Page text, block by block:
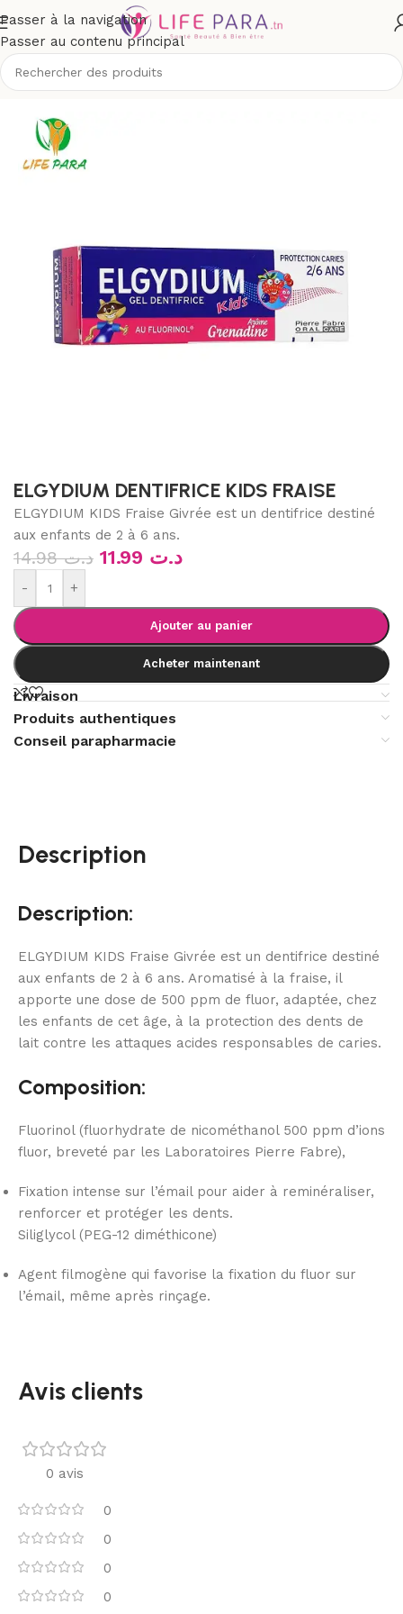
Passer à la navigation
Passer au contenu principal
/Boutique/Hygiène/Soins buccodentaires/Dentifrices
ELGYDIUM DENTIFRICE KIDS FRAISE
ELGYDIUM KIDS Fraise Givrée est un dentifrice destiné
aux enfants de 2 à 6 ans.
د.ت14.98 د.ت
- +
Ajouter au panier
Acheter maintenant
Livraison
Produits authentiques
Conseil parapharmacie
Description
Description:
ELGYDIUM KIDS Fraise Givrée est un dentifrice destiné
aux enfants de 2 à 6 ans. Aromatisé à la fraise, il
apporte une dose de 500 ppm de fluor, adaptée, chez
les enfants de cet âge, à la protection des dents de
lait contre les attaques acides responsables de caries.
Composition:
Fluorinol (fluorhydrate de nicométhanol 500 ppm d’ions
fluor, breveté par les Laboratoires Pierre Fabre),
Fixation intense sur l’émail pour aider à reminéraliser,
renforcer et protéger les dents.
Siliglycol (PEG-12 diméthicone)
Agent filmogène qui favorise la fixation du fluor sur
l’émail, même après rinçage.
Avis clients
0 avis
0
0
0
0